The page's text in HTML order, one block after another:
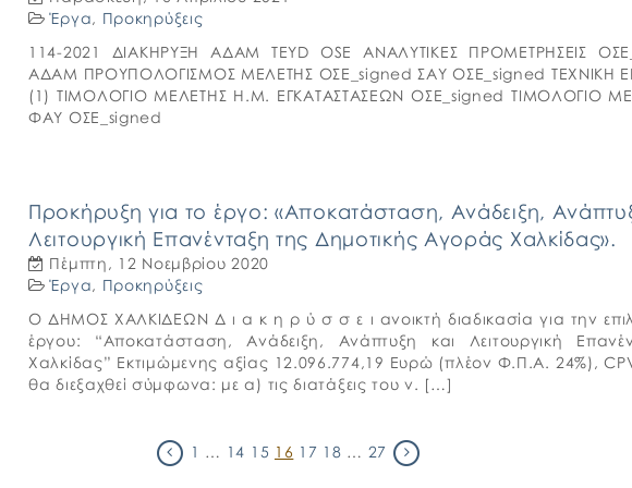
Έργα, Προκηρύξεις
114-2021 ΔΙΑΚΗΡΥΞΗ ΑΔΑΜ TEYD OSE ΑΝΑΛΥΤΙΚΕΣ ΠΡΟΜΕΤΡΗΣΕΙΣ
ΑΔΑΜ ΠΡΟΥΠΟΛΟΓΙΣΜΟΣ ΜΕΛΕΤΗΣ ΟΣΕ_signed ΣΑΥ ΟΣΕ_signed ΤΕΧΝΙΚΗ
(1) ΤΙΜΟΛΟΓΙΟ ΜΕΛΕΤΗΣ Η.Μ. ΕΓΚΑΤΑΣΤΑΣΕΩΝ ΟΣΕ_signed ΤΙΜΟΛΟΓΙΟ
ΦΑΥ ΟΣΕ_signed
Προκήρυξη για το έργο: «Αποκατάσταση, Ανάδειξη,
Λειτουργική Επανένταξη της Δημοτικής Αγοράς Χαλκίδας».
Πέμπτη, 12 Νοεμβρίου 2020
Έργα, Προκηρύξεις
Ο ΔΗΜΟΣ ΧΑΛΚΙΔΕΩΝ Δ ι α κ η ρ ύ σ σ ε ι ανοικτή διαδικασία για την
έργου: “Αποκατάσταση, Ανάδειξη, Ανάπτυξη και Λειτουργική
Χαλκίδας” Εκτιμώμενης αξίας 12.096.774,19 Ευρώ (πλέον Φ.Π.Α. 24%),
θα διεξαχθεί σύμφωνα: με α) τις διατάξεις του ν. […]
1 … 14 15 16 17 18 … 27